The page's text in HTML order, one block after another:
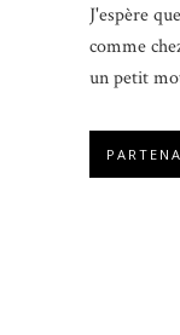
J'espère
comme
un petit